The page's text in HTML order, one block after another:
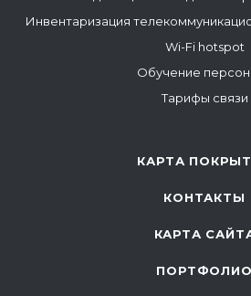
Инвентаризация
Wi-Fi hotspot
Обучение
Тарифы связи
КАРТА
КОНТАКТЫ
КАРТА
ПОРТФОЛИО